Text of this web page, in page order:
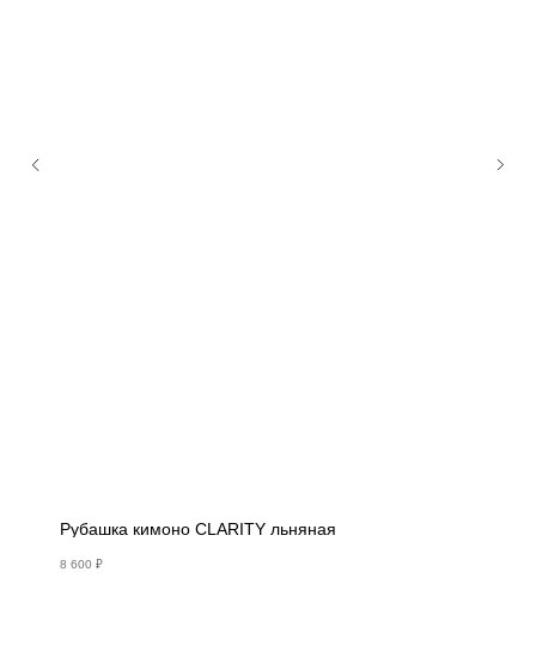
Рубашка кимоно CLARITY льняная
8 600 ₽